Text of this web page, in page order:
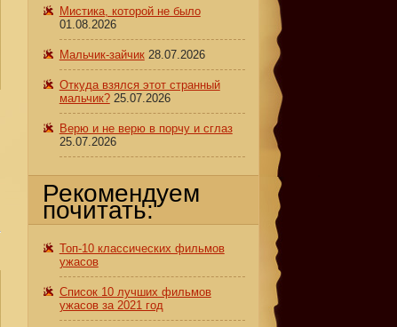
Мистика, которой не было
01.08.2026
Мальчик-зайчик 28.07.2026
Откуда взялся этот странный
мальчик? 25.07.2026
Верю и не верю в порчу и сглаз
25.07.2026
Рекомендуем
почитать:
Топ-10 классических фильмов
ужасов
Список 10 лучших фильмов
ужасов за 2021 год